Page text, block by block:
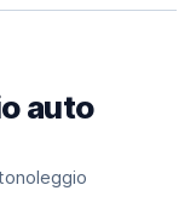
auto